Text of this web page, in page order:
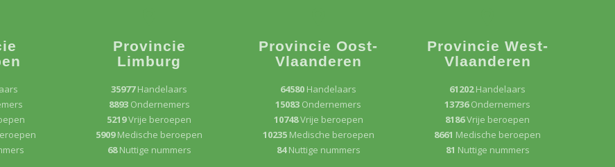
Provincie
Limburg
35977Handelaars
8893 Ondernemers
5219Vrije beroepen
5909Medische beroepen
68Nuttige nummers
Provincie Oost-
Vlaanderen
64580 Handelaars
15083 Ondernemers
10748Vrije beroepen
10235 Medische beroepen
84Nuttige nummers
Provincie West-
Vlaanderen
61202Handelaars
13736Ondernemers
8186Vrije beroepen
8661 Medische beroepen
81 Nuttige nummers